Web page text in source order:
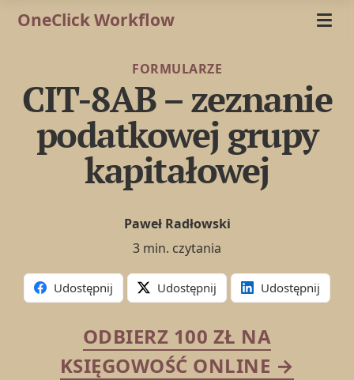
OneClick Workflow
FORMULARZE
CIT-8AB – zeznanie
podatkowej grupy
kapitałowej
Paweł Radłowski
3 min. czytania
Udostępnij Udostępnij Udostępnij
ODBIERZ 100 ZŁ NA
KSIĘGOWOŚĆ ONLINE →